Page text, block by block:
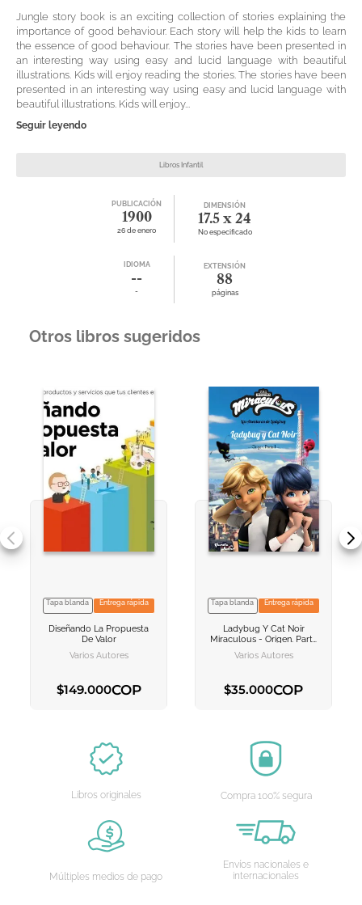
Jungle story book is an exciting collection of stories explaining the
importance of good behaviour. Each story will help the kids to learn
the essence of good behaviour. The stories have been presented in
an interesting way using easy and lucid language with beautiful
illustrations. Kids will enjoy reading the stories. The stories have been
presented in an interesting way using easy and lucid language with
beautiful illustrations. Kids will enjoy...
Seguir leyendo
Libros Infantil
PUBLICACIÓN
1900
26 de enero
DIMENSIÓN
17.5 x 24
No especificado
IDIOMA
--
-
EXTENSIÓN
88
páginas
Otros libros sugeridos
VER INFORMACION
AGREGAR AL
Tapa blanda Entrega rápida
Diseñando La Propuesta
De Valor
Varios Autores
$149.000COP
VER INFORMACION
AGREGAR AL
Tapa blanda Entrega rápida
Ladybug Y Cat Noir
Miraculous - Origen. Parte
1
Varios Autores
$35.000COP
Libros originales Compra 100% segura
Múltiples medios de pago
Envíos nacionales e
internacionales